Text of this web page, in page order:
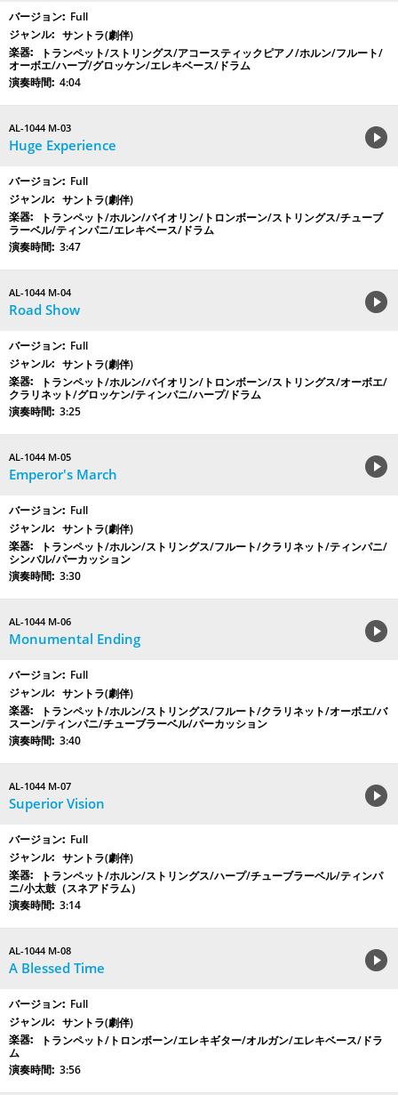
Full
サントラ(劇伴)
トランペット/ストリングス/アコースティックピアノ/ホルン/フルート/
オーボエ/ハープ/グロッケン/エレキベース/ドラム
4:04
AL-1044 M-03
Huge Experience
Full
サントラ(劇伴)
トランペット/ホルン/バイオリン/トロンボーン/ストリングス/チューブ
ラーベル/ティンパニ/エレキベース/ドラム
3:47
AL-1044 M-04
Road Show
Full
サントラ(劇伴)
トランペット/ホルン/バイオリン/トロンボーン/ストリングス/オーボエ/
クラリネット/グロッケン/ティンパニ/ハープ/ドラム
3:25
AL-1044 M-05
Emperor's March
Full
サントラ(劇伴)
トランペット/ホルン/ストリングス/フルート/クラリネット/ティンパニ/
シンバル/パーカッション
3:30
AL-1044 M-06
Monumental Ending
Full
サントラ(劇伴)
トランペット/ホルン/ストリングス/フルート/クラリネット/オーボエ/バ
スーン/ティンパニ/チューブラーベル/パーカッション
3:40
AL-1044 M-07
Superior Vision
Full
サントラ(劇伴)
トランペット/ホルン/ストリングス/ハープ/チューブラーベル/ティンパ
ニ/小太鼓（スネアドラム）
3:14
AL-1044 M-08
A Blessed Time
Full
サントラ(劇伴)
トランペット/トロンボーン/エレキギター/オルガン/エレキベース/ドラ
ム
3:56